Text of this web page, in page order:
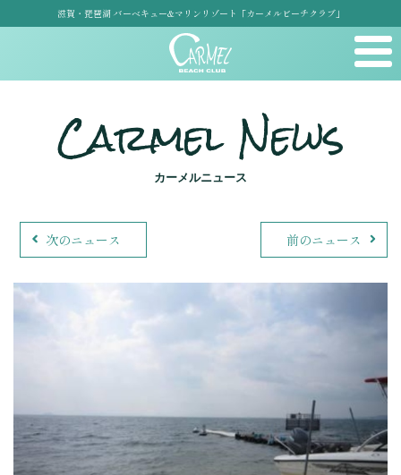
滋賀・琵琶湖 バーベキュー&マリンリゾート「カーメルビーチクラブ」
Carmel News
カーメルニュース
次のニュース 前のニュース